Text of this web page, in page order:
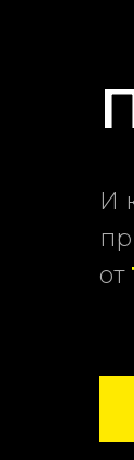
И
от